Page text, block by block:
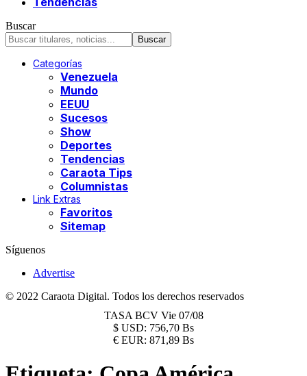
Buscar
Categorías
Venezuela
Mundo
EEUU
Sucesos
Show
Deportes
Tendencias
Caraota Tips
Columnistas
Link Extras
Favoritos
Sitemap
Síguenos
Advertise
© 2022 Caraota Digital. Todos los derechos reservados
TASA BCV Vie 07/08
$ USD: 756,70 Bs
€ EUR: 871,89 Bs